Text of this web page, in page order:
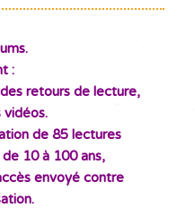
:
retours de lecture,
vidéos.
de 85 lectures
10 à 100 ans,
envoyé contre